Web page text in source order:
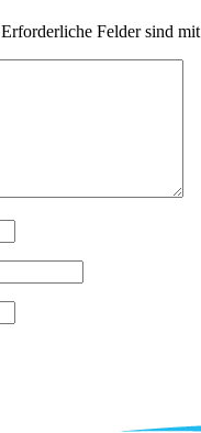
Erforderliche Felder sind mit